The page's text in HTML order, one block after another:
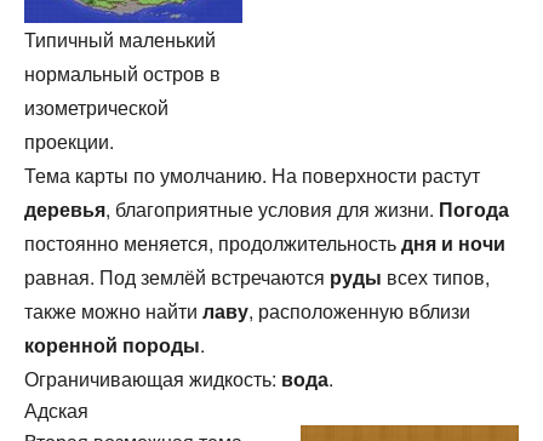
Типичный маленький
нормальный остров в
изометрической
проекции.
Тема карты по умолчанию. На поверхности растут
деревья, благоприятные условия для жизни. Погода
постоянно меняется, продолжительностьдня и ночи
равная. Под землёй встречаются руды всех типов,
также можно найти лаву, расположенную вблизи
коренной породы.
Ограничивающая жидкость: вода.
Адская